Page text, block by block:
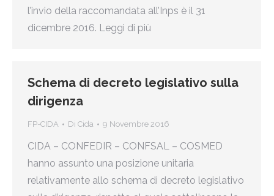
l’invio della raccomandata all’Inps è il 31
dicembre 2016. Leggi di più
Schema di decreto legislativo sulla
dirigenza
FP-CIDA Di Cida 9 Novembre 2016
CIDA – CONFEDIR – CONFSAL – COSMED
hanno assunto una posizione unitaria
relativamente allo schema di decreto legislativo